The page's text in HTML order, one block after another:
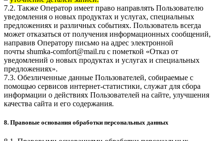
7.2. Также Оператор имеет право направлять Пользователю
уведомления о новых продуктах и услугах, специальных
предложениях и различных событиях. Пользователь всегда
может отказаться от получения информационных сообщений,
направив Оператору письмо на адрес электронной
почты shumka-comfort@mail.ru с пометкой «Отказ от
уведомлений о новых продуктах и услугах и специальных
предложениях».
7.3. Обезличенные данные Пользователей, собираемые с
помощью сервисов интернет-статистики, служат для сбора
информации о действиях Пользователей на сайте, улучшения
качества сайта и его содержания.
8. Правовые основания обработки персональных данных